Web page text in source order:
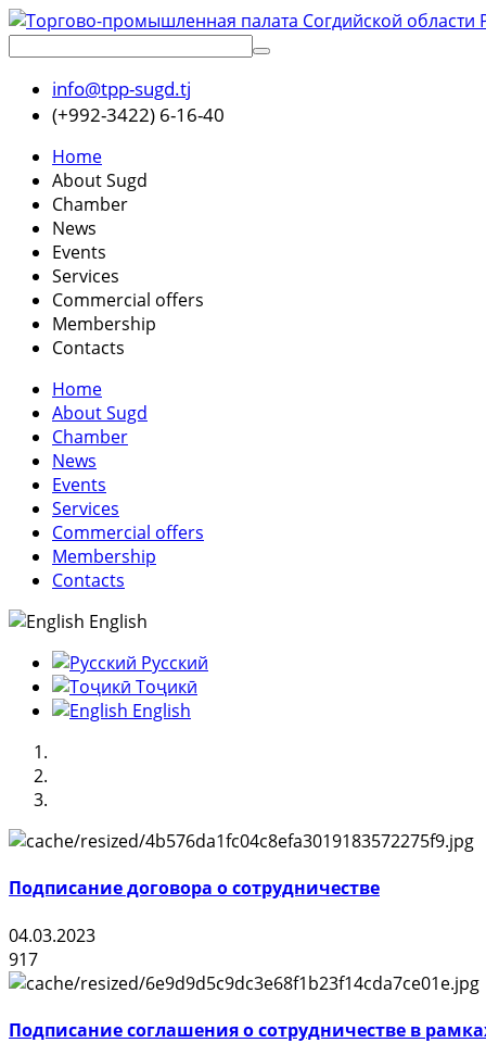
info@tpp-sugd.tj
(+992-3422) 6-16-40
Home
About Sugd
Chamber
News
Events
Services
Commercial offers
Membership
Contacts
Home
About Sugd
Chamber
News
Events
Services
Commercial offers
Membership
Contacts
English
Русский
Тоҷикӣ
English
Подписание договора о сотрудничестве
04.03.2023
917
Подписание соглашения о сотрудничестве в